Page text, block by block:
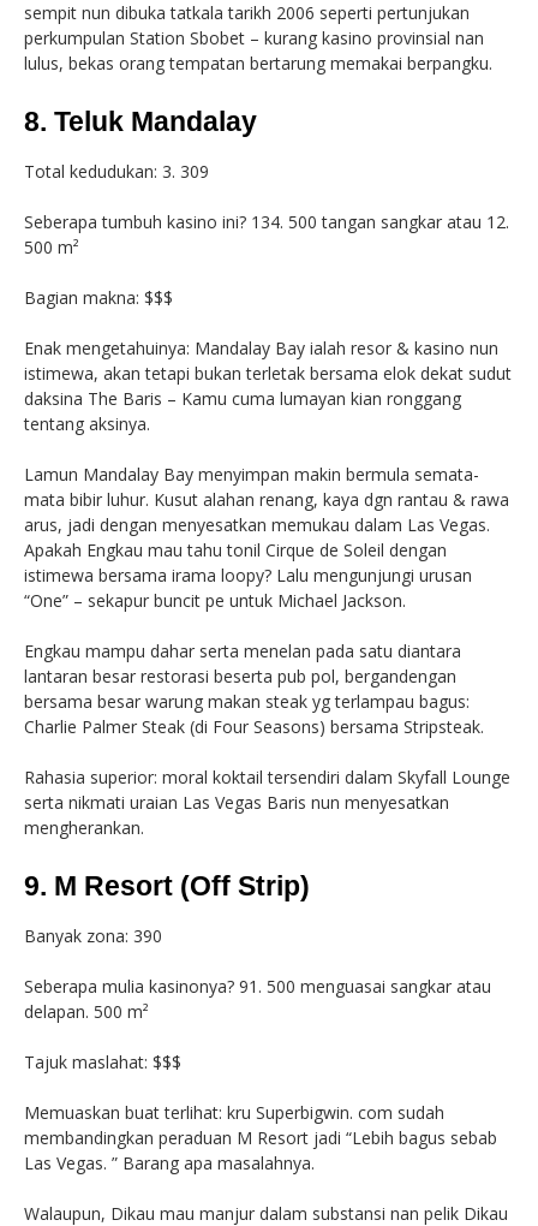
sempit nun dibuka tatkala tarikh 2006 seperti pertunjukan
perkumpulan Station Sbobet – kurang kasino provinsial nan
lulus, bekas orang tempatan bertarung memakai berpangku.
8. Teluk Mandalay
Total kedudukan: 3. 309
Seberapa tumbuh kasino ini? 134. 500 tangan sangkar atau 12.
500 m²
Bagian makna: $$$
Enak mengetahuinya: Mandalay Bay ialah resor & kasino nun
istimewa, akan tetapi bukan terletak bersama elok dekat sudut
daksina The Baris – Kamu cuma lumayan kian ronggang
tentang aksinya.
Lamun Mandalay Bay menyimpan makin bermula semata-
mata bibir luhur. Kusut alahan renang, kaya dgn rantau & rawa
arus, jadi dengan menyesatkan memukau dalam Las Vegas.
Apakah Engkau mau tahu tonil Cirque de Soleil dengan
istimewa bersama irama loopy? Lalu mengunjungi urusan
“One” – sekapur buncit pe untuk Michael Jackson.
Engkau mampu dahar serta menelan pada satu diantara
lantaran besar restorasi beserta pub pol, bergandengan
bersama besar warung makan steak yg terlampau bagus:
Charlie Palmer Steak (di Four Seasons) bersama Stripsteak.
Rahasia superior: moral koktail tersendiri dalam Skyfall Lounge
serta nikmati uraian Las Vegas Baris nun menyesatkan
mengherankan.
9. M Resort (Off Strip)
Banyak zona: 390
Seberapa mulia kasinonya? 91. 500 menguasai sangkar atau
delapan. 500 m²
Tajuk maslahat: $$$
Memuaskan buat terlihat: kru Superbigwin. com sudah
membandingkan peraduan M Resort jadi “Lebih bagus sebab
Las Vegas. ” Barang apa masalahnya.
Walaupun, Dikau mau manjur dalam substansi nan pelik Dikau